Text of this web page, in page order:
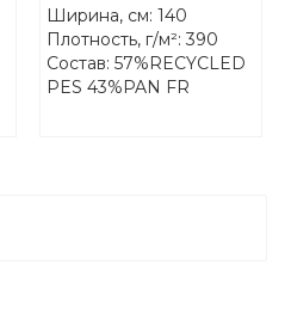
покрытием FR-One
Darkness 14-Hay
Ширина, см: 140
Плотность, г/м²: 390
Состав: 57%RECYCLED
PES 43%PAN FR